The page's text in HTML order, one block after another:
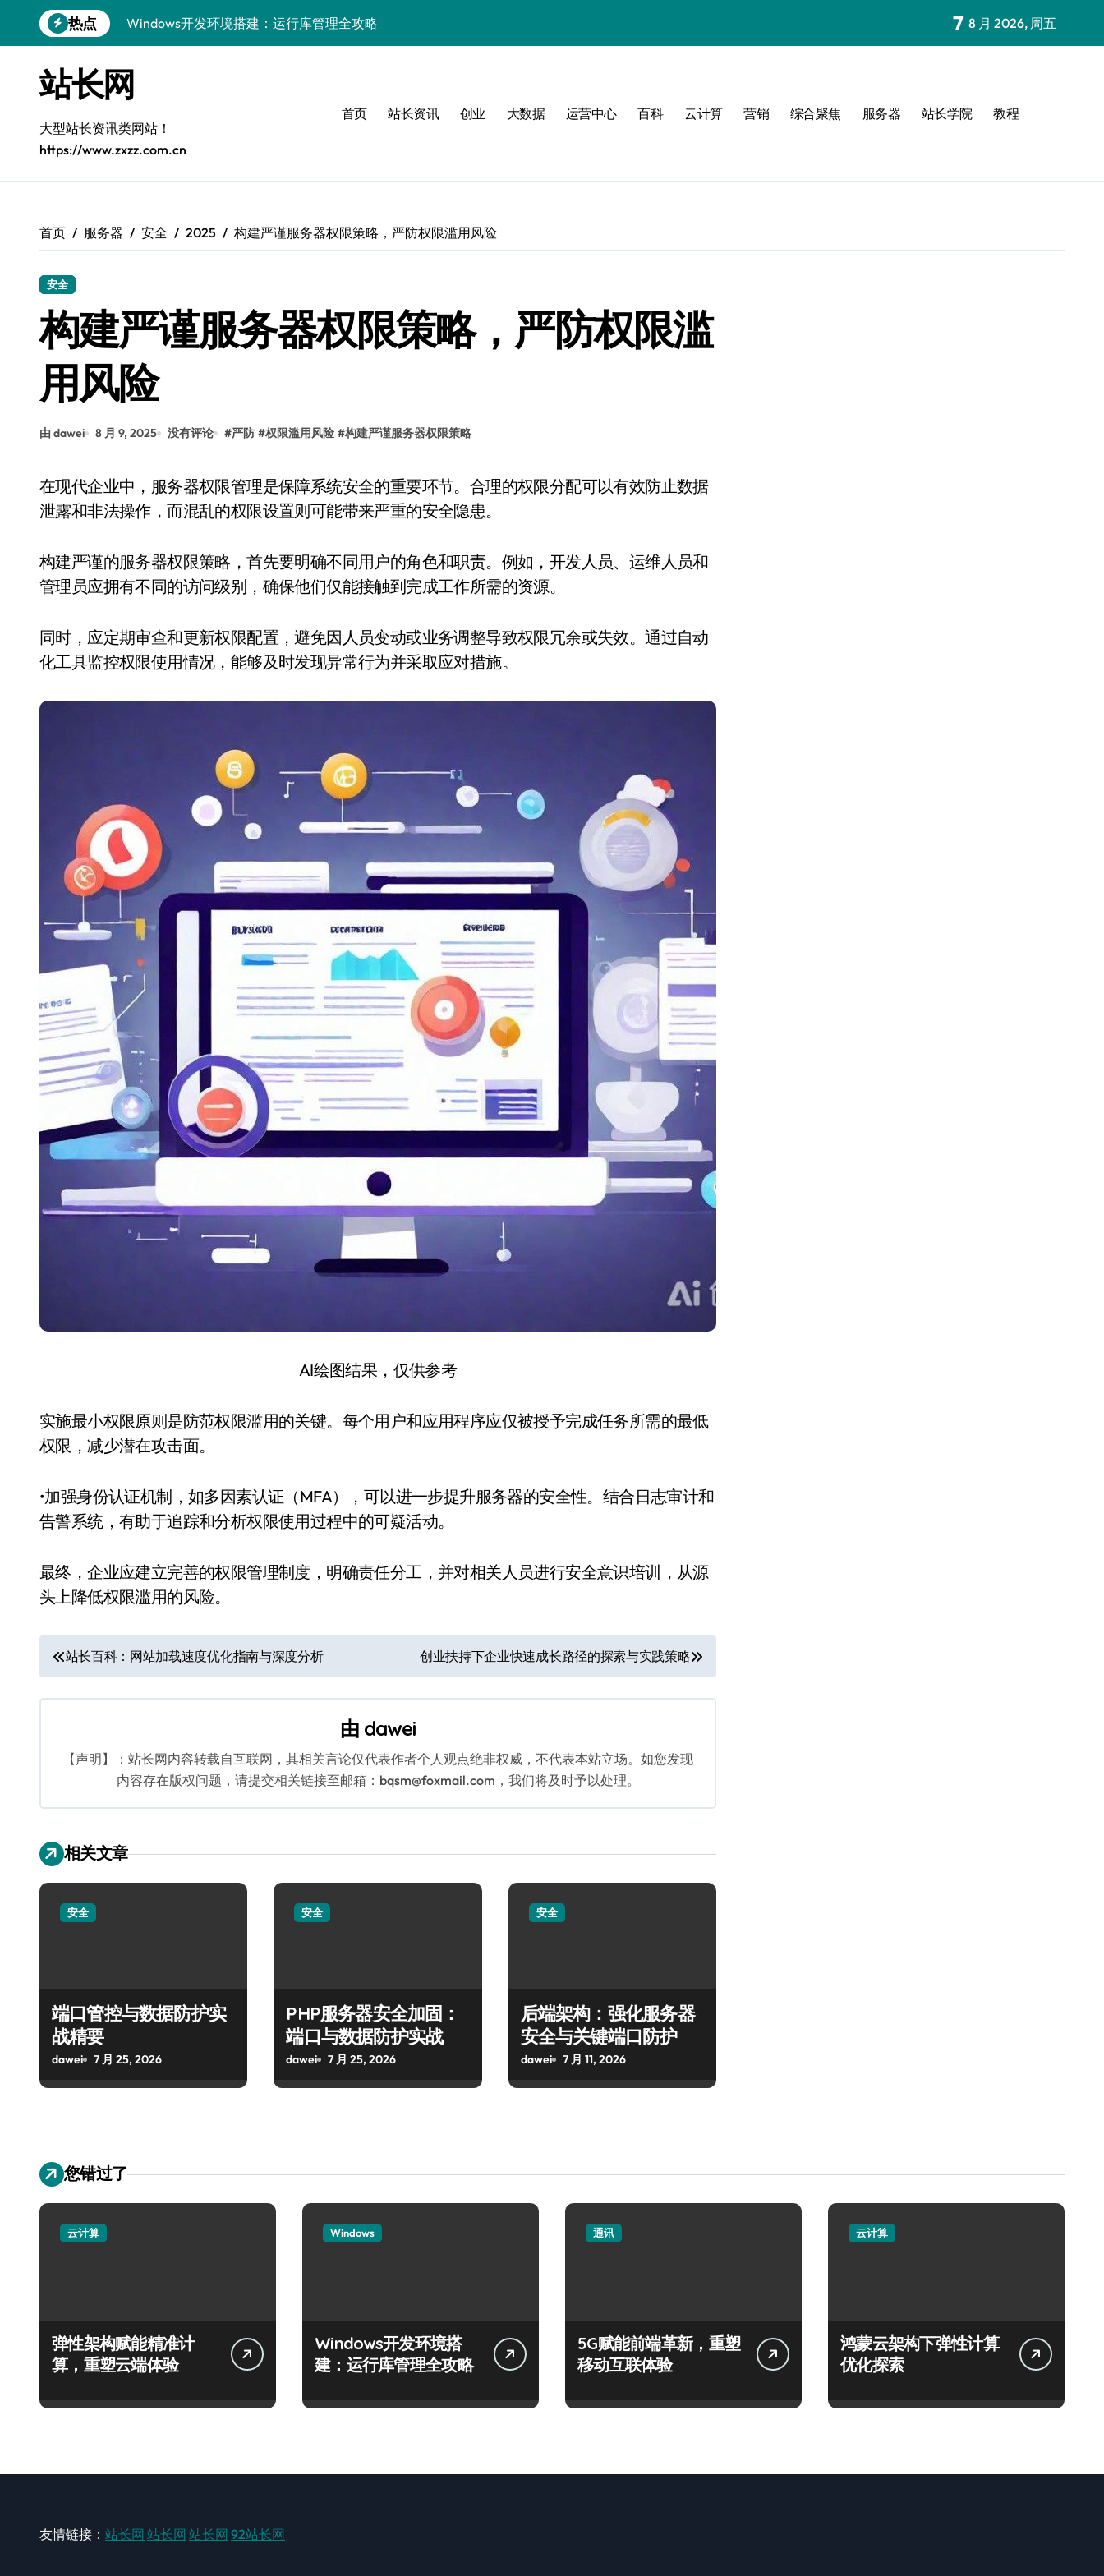
到
热点
Windows开发环境搭建：运行库管理全攻略
鸿蒙云架构下弹性计算优化探索
计算机视觉索引漏洞深度剖析与修复
弹性计算重塑云架构：降本增效实战指南
驭5G之速，铸iOS移动互联新标杆
快速定位漏洞，优化索引效率
弹性架构赋能精准计算，重塑云端体验
7 8 月 2026, 周五
站长网
大型站长资讯类网站！
https://www.zxzz.com.cn
首页 站长资讯 创业 大数据 运营中心 百科 云计算 营销 综合聚焦 服务器 站长学院 教程
首页 服务器 安全 2025 构建严谨服务器权限策略，严防权限滥用风险
安全
构建严谨服务器权限策略，严防权限滥
用风险
由 dawei 8 月 9, 2025 没有评论 #严防 #权限滥用风险 #构建严谨服务器权限策略
在现代企业中，服务器权限管理是保障系统安全的重要环节。合理的权限分配可以有效防止数据
泄露和非法操作，而混乱的权限设置则可能带来严重的安全隐患。
构建严谨的服务器权限策略，首先要明确不同用户的角色和职责。例如，开发人员、运维人员和
管理员应拥有不同的访问级别，确保他们仅能接触到完成工作所需的资源。
同时，应定期审查和更新权限配置，避免因人员变动或业务调整导致权限冗余或失效。通过自动
化工具监控权限使用情况，能够及时发现异常行为并采取应对措施。
AI绘图结果，仅供参考
实施最小权限原则是防范权限滥用的关键。每个用户和应用程序应仅被授予完成任务所需的最低
权限，减少潜在攻击面。
•加强身份认证机制，如多因素认证（MFA），可以进一步提升服务器的安全性。结合日志审计和
告警系统，有助于追踪和分析权限使用过程中的可疑活动。
最终，企业应建立完善的权限管理制度，明确责任分工，并对相关人员进行安全意识培训，从源
头上降低权限滥用的风险。
文
章
站长百科：网站加载速度优化指南与深度分析 创业扶持下企业快速成长路径的探索与实践策略
由 dawei
【声明】：站长网内容转载自互联网，其相关言论仅代表作者个人观点绝非权威，不代表本站立场。如您发现
内容存在版权问题，请提交相关链接至邮箱：bqsm@foxmail.com，我们将及时予以处理。
相关文章
安全
端口管控与数据防护实
战精要
dawei 7 月 25, 2026
安全
PHP服务器安全加固：
端口与数据防护实战
dawei 7 月 25, 2026
安全
后端架构：强化服务器
安全与关键端口防护
dawei 7 月 11, 2026
您错过了
云计算
弹性架构赋能精准计
算，重塑云端体验
Windows
Windows开发环境搭
建：运行库管理全攻略
通讯
5G赋能前端革新，重塑
移动互联体验
云计算
鸿蒙云架构下弹性计算
优化探索
友情链接： 站长网 站长网 站长网 92站长网